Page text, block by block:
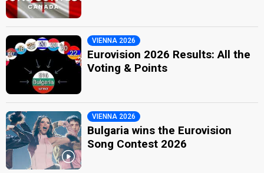
VIENNA 2026
Eurovision 2026 Results: All the
Voting & Points
VIENNA 2026
Bulgaria wins the Eurovision
Song Contest 2026